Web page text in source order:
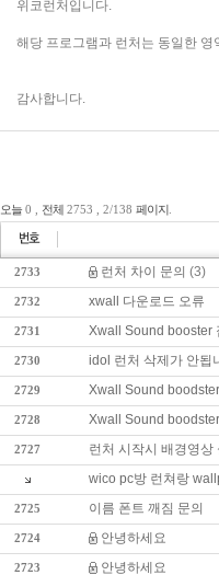
위코런처입니다.
해당 프로그램과 런처는 동일한
감사합니다.
오늘 0 , 전체 2753 , 2/138 페이지
2733 런처 차이 문의 (3)
2732 xwall 다운로드 오류
2731 Xwall Sound booster
2730 idol 런처 삭제가 안됩
2729 Xwall Sound
2728 Xwall Sound
2727
런처 시작시 배경영
wico pc방 런쳐랑
2725 이름 폰트 깨짐 문의
2724 안녕하세요
2723 안녕하세요